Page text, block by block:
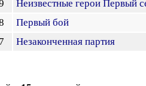
Неизвестные герои Первый
Первый бой
Незаконченная партия